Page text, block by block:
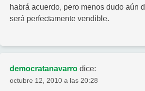
habrá acuerdo, pero menos dudo aún
será perfectamente vendible.
democratanavarro dice:
octubre 12, 2010 a las 20:28